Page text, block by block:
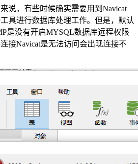
说，有些时候确实需要用到Navicat
具进行数据库处理工作。但是，默认
是没有开启MYSQL数据库远程权限
接Navicat是无法访问会出现连接不